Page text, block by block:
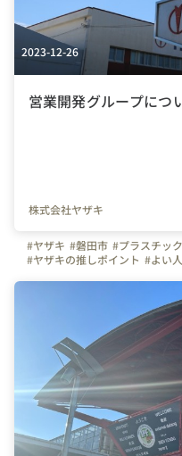
2023-12-26
営業開発グループにつ
株式会社ヤザキ
#ヤザキ #磐田市 #プラスチック
#ヤザキの推しポイント #よい